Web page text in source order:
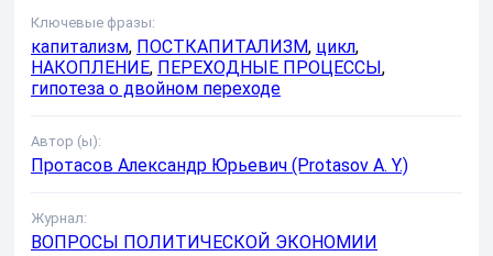
Ключевые фразы:
капитализм, ПОСТКАПИТАЛИЗМ, цикл,
НАКОПЛЕНИЕ, ПЕРЕХОДНЫЕ ПРОЦЕССЫ,
гипотеза о двойном переходе
Автор (ы):
Протасов Александр Юрьевич (Protasov A. Y.)
Журнал:
ВОПРОСЫ ПОЛИТИЧЕСКОЙ ЭКОНОМИИ